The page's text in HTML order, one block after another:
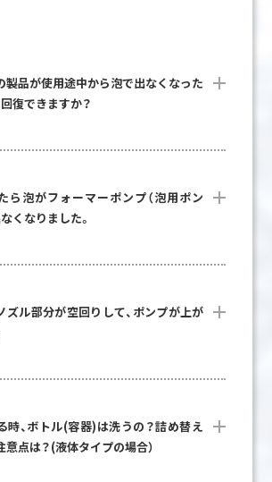
製品が使用途中から泡で出なくなった
復できますか？
ら泡がフォーマーポンプ（泡用ポン
くなりました。
ズル部分が空回りして、ポンプが上が
時、ボトル(容器)は洗うの？詰め替え
意点は？(液体タイプの場合）